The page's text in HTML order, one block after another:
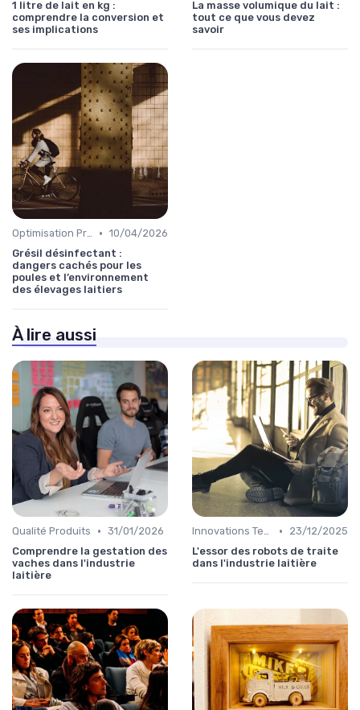
1 litre de lait en kg :
comprendre la conversion et
ses implications
La masse volumique du lait :
tout ce que vous devez
savoir
Optimisation Production • 10/04/2026
Grésil désinfectant :
dangers cachés pour les
poules et l’environnement
des élevages laitiers
À lire aussi
Qualité Produits • 31/01/2026
Comprendre la gestation des
vaches dans l'industrie
laitière
Innovations Technologiques •
23/12/2025
L'essor des robots de traite
dans l'industrie laitière